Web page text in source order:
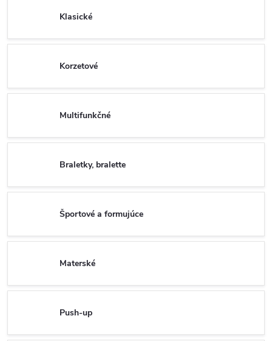
Klasické
Korzetové
Multifunkčné
Braletky, bralette
Športové a formujúce
Materské
Push-up